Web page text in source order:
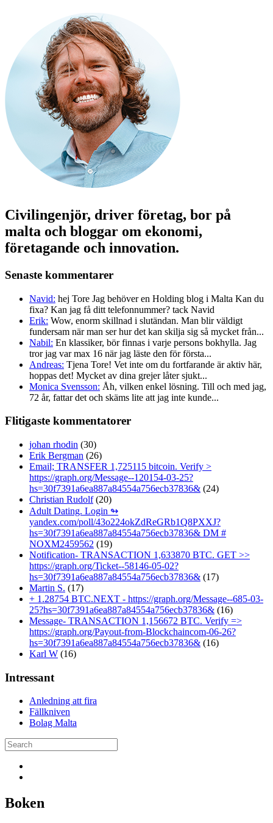
Civilingenjör, driver företag, bor på
malta och bloggar om ekonomi,
företagande och innovation.
Senaste kommentarer
Navid: hej Tore Jag behöver en Holding blog i Malta Kan du
fixa? Kan jag få ditt telefonnummer? tack Navid
Erik: Wow, enorm skillnad i slutändan. Man blir väldigt
fundersam när man ser hur det kan skilja sig så mycket från...
Nabil: En klassiker, bör finnas i varje persons bokhylla. Jag
tror jag var max 16 när jag läste den för första...
Andreas: Tjena Tore! Vet inte om du fortfarande är aktiv här,
hoppas det! Mycket av dina grejer låter sjukt...
Monica Svensson: Åh, vilken enkel lösning. Till och med jag,
72 år, fattar det och skäms lite att jag inte kunde...
Flitigaste kommentatorer
johan rhodin (30)
Erik Bergman (26)
Email; TRANSFER 1,725115 bitcoin. Verify >
https://graph.org/Message--120154-03-25?
hs=30f7391a6ea887a84554a756ecb37836& (24)
Christian Rudolf(20)
Adult Dating. Login ↬
yandex.com/poll/43o224okZdReGRb1Q8PXXJ?
hs=30f7391a6ea887a84554a756ecb37836& DM #
NOXM2459562 (19)
Notification- TRANSACTION 1,633870 BTC. GET >>
https://graph.org/Ticket--58146-05-02?
hs=30f7391a6ea887a84554a756ecb37836& (17)
Martin S. (17)
+ 1.28754 BTC.NEXT - https://graph.org/Message--685-03-
25?hs=30f7391a6ea887a84554a756ecb37836& (16)
Message- TRANSACTION 1,156672 BTC. Verify =>
https://graph.org/Payout-from-Blockchaincom-06-26?
hs=30f7391a6ea887a84554a756ecb37836& (16)
Karl W (16)
Intressant
Anledning att fira
Fällkniven
Bolag Malta
Boken